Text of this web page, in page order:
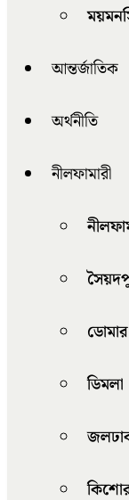
আন্তর্জাতিক
অর্থনীতি
নীলফামারী
ডোমার
ডিমলা